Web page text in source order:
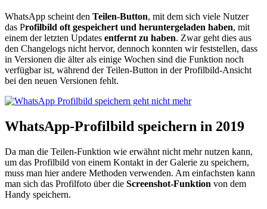
WhatsApp scheint den Teilen-Button, mit dem sich viele Nutzer
das Profilbild oft gespeichert und heruntergeladen haben, mit
einem der letzten Updates entfernt zu haben. Zwar geht dies aus
den Changelogs nicht hervor, dennoch konnten wir feststellen, dass
in Versionen die älter als einige Wochen sind die Funktion noch
verfügbar ist, während der Teilen-Button in der Profilbild-Ansicht
bei den neuen Versionen fehlt.
WhatsApp-Profilbild speichern in 2019
Da man die Teilen-Funktion wie erwähnt nicht mehr nutzen kann,
um das Profilbild von einem Kontakt in der Galerie zu speichern,
muss man hier andere Methoden verwenden. Am einfachsten kann
man sich das Profilfoto über die Screenshot-Funktion von dem
Handy speichern.